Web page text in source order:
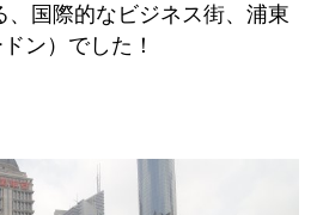
、国際的なビジネス街、浦東
ドン）でした！